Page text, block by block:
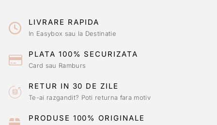
LIVRARE RAPIDA
In Easybox sau la Destinatie
PLATA 100% SECURIZATA
Card sau Ramburs
RETUR IN 30 DE ZILE
Te-ai razgandit? Poti returna fara motiv
PRODUSE 100% ORIGINALE